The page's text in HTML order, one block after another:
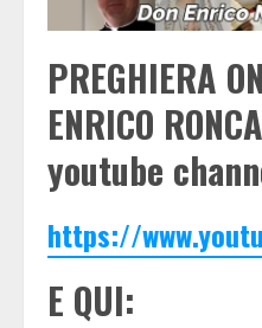
PREGHIERA
ENRICO
youtube
https://
E QUI: